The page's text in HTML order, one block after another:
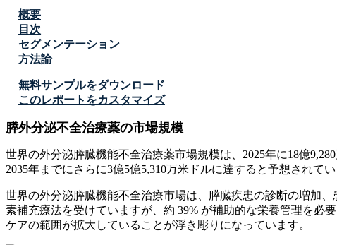
概要
目次
セグメンテーション
方法論
無料サンプルをダウンロード
このレポートをカスタマイズ
膵外分泌不全治療薬の市場規模
世界の外分泌膵臓機能不全治療薬市場規模は、2025年に18億
2035年までにさらに3億5億5,310万米ドルに達すると予想されて
世界の外分泌膵臓機能不全治療市場は、膵臓疾患の診断の増加
素補充療法を受けていますが、約 39% が補助的な栄養管理を必
ケアの範囲が拡大していることが浮き彫りになっています。